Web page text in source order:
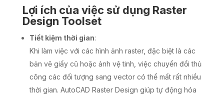
Lợi ích của việc sử dụng Raster
Design Toolset
Tiết kiệm thời gian:
Khi làm việc với các hình ảnh raster, đặc biệt là các
bản vẽ giấy cũ hoặc ảnh vệ tinh, việc chuyển đổi thủ
công các đối tượng sang vector có thể mất rất nhiều
thời gian. AutoCAD Raster Design giúp tự động hóa